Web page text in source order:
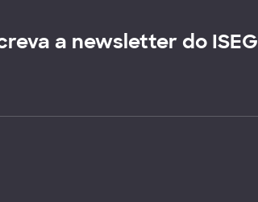
a newsletter do ISEG